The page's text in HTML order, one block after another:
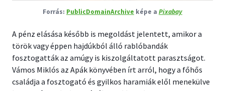
PublicDomainArchive képe a Pixabay
A pénz elásása később is megoldást jelentett, amikor a
török vagy éppen hajdúkból álló rablóbandák
fosztogatták az amúgy is kiszolgáltatott parasztságot.
Vámos Miklós az Apák könyvében írt arról, hogy a főhős
családja a fosztogató és gyilkos haramiák elől menekülve